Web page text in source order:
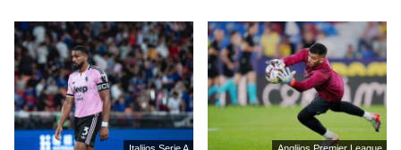
Italijos Serie A Anglijos Premier League